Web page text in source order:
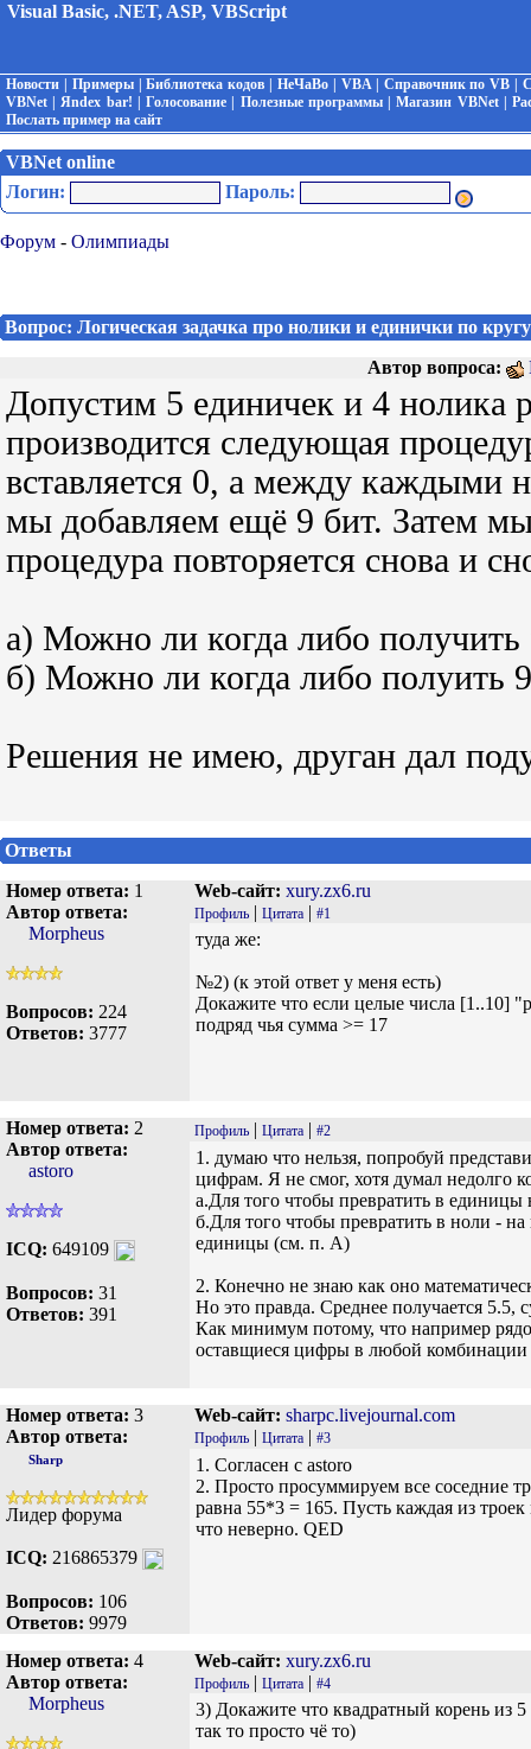
Visual Basic, .NET, ASP, VBScript
Новости Примеры|Библиотека кодов |НеЧаВо VBA| Справочник по VB |
VBNet |Яndex bar! |Голосование Полезные программы|Магазин VBNet|
Послать пример на сайт
VBNet online
Логин:
Пароль:
Форум - Олимпиады
Вопрос: Логическая задачка про нолики и единички по кругу
Автор вопроса:
Допустим 5 единичек и 4 нолика
производится следующая
вставляется 0, а между каждыми
мы добавляем ещё 9 бит. Затем
процедура повторяется снова и
а) Можно ли когда либо получить
б) Можно ли когда либо полуить
Решения не имею, друган дал
Ответы
Номер ответа: 1
Автор ответа:
Morpheus
Вопросов: 224
Ответов: 3777
Web-сайт: xury.zx6.ru
Профиль | Цитата | #1
туда же:
№2) (к этой ответ у меня есть)
Докажите что если целые числа [1..10]
подряд чья сумма >= 17
Номер ответа: 2
Автор ответа:
astoro
ICQ: 649109
Вопросов: 31
Ответов: 391
Профиль | Цитата | #2
1. думаю что нельзя, попробуй
цифрам. Я не смог, хотя думал недолго
а.Для того чтобы превратить в
б.Для того чтобы превратить в ноли -
единицы (см. п. А)
2. Конечно не знаю как оно
Но это правда. Среднее получается 5.5,
Как минимум потому, что например
оставщиеся цифры в любой
Номер ответа: 3
Автор ответа:
Sharp
Лидер форума
ICQ: 216865379
Вопросов: 106
Ответов: 9979
Web-сайт: sharpc.livejournal.com
Профиль | Цитата | #3
1. Согласен с astoro
2. Просто просуммируем все соседние
равна 55*3 = 165. Пусть каждая из
что неверно. QED
Номер ответа: 4
Автор ответа:
Morpheus
Web-сайт: xury.zx6.ru
Профиль | Цитата | #4
3) Докажите что квадратный корень из
так то просто чё то)